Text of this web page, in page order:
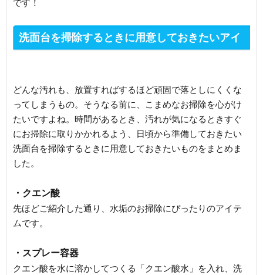
です！
洗面台を掃除するときに用意しておきたいアイ
どんな汚れも、放置すればするほど頑固で落としにくくな
ってしまうもの。そうなる前に、こまめなお掃除を心がけ
たいですよね。時間があるとき、汚れが気になるときすぐ
にお掃除に取りかかれるよう、日頃から準備しておきたい
洗面台を掃除するときに用意しておきたいものをまとめま
した。
・クエン酸
先ほどご紹介した通り、水垢のお掃除にぴったりのアイテ
ムです。
・スプレー容器
クエン酸を水に溶かしてつくる「クエン酸水」を入れ、洗